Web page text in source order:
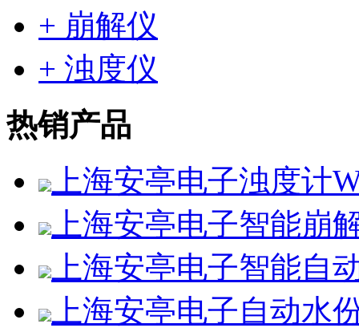
+ 崩解仪
+ 浊度仪
热销产品
上海安亭电子浊度计
上海安亭电子智能崩
上海安亭电子智能自
上海安亭电子自动水